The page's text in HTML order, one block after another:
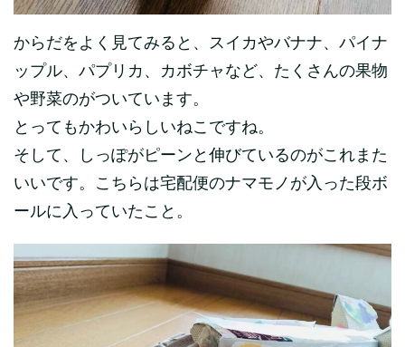
からだをよく見てみると、スイカやバナナ、パイナ
ップル、パプリカ、カボチャなど、たくさんの果物
や野菜のがついています。
とってもかわいらしいねこですね。
そして、しっぽがピーンと伸びているのがこれまた
いいです。こちらは宅配便のナマモノが入った段ボ
ールに入っていたこと。